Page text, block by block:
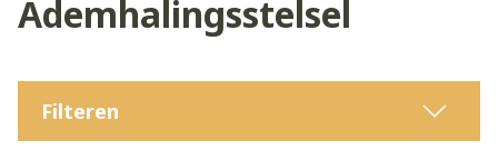
Ademhalingsstelsel
Filteren